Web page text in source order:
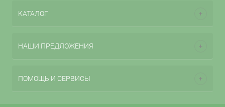
КАТАЛОГ
НАШИ ПРЕДЛОЖЕНИЯ
ПОМОЩЬ И СЕРВИСЫ